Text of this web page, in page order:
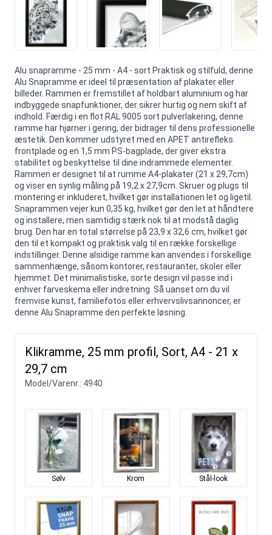
Alu snapramme - 25 mm - A4 - sort Praktisk og stilfuld, denne
Alu Snapramme er ideel til præsentation af plakater eller
billeder. Rammen er fremstillet af holdbart aluminium og har
indbyggede snapfunktioner, der sikrer hurtig og nem skift af
indhold. Færdig i en flot RAL 9005 sort pulverlakering, denne
ramme har hjørner i gering, der bidrager til dens professionelle
æstetik. Den kommer udstyret med en APET antirefleks
frontplade og en 1,5 mm PS-bagplade, der giver ekstra
stabilitet og beskyttelse til dine indrammede elementer.
Rammen er designet til at rumme A4-plakater (21 x 29,7cm)
og viser en synlig måling på 19,2 x 27,9cm. Skruer og plugs til
montering er inkluderet, hvilket gør installationen let og ligetil.
Snaprammen vejer kun 0,35 kg, hvilket gør den let at håndtere
og installere, men samtidig stærk nok til at modstå daglig
brug. Den har en total størrelse på 23,9 x 32,6 cm, hvilket gør
den til et kompakt og praktisk valg til en række forskellige
indstillinger. Denne alsidige ramme kan anvendes i forskellige
sammenhænge, såsom kontorer, restauranter, skoler eller
hjemmet. Det minimalistiske, sorte design vil passe ind i
enhver farveskema eller indretning. Så uanset om du vil
fremvise kunst, familiefotos eller erhvervslivsannoncer, er
denne Alu Snapramme den perfekte løsning.
Klikramme, 25 mm profil, Sort, A4 - 21 x
29,7 cm
Model/Varenr.: 4940
Sølv Krom Stål-look